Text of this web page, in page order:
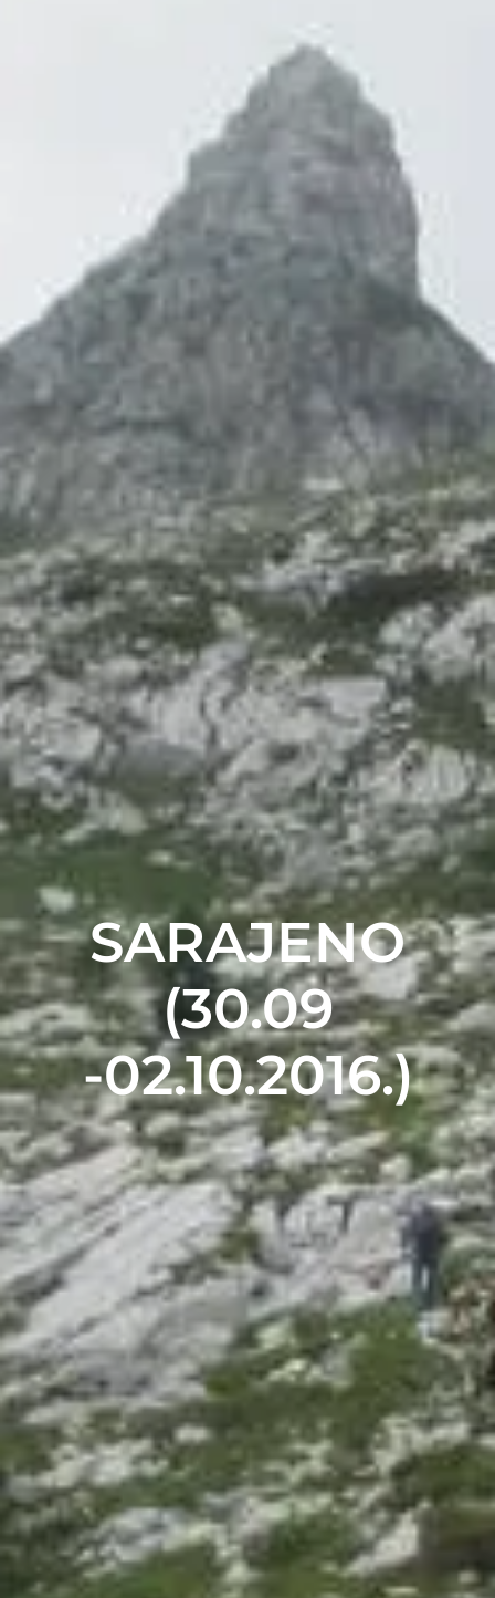
SARAJENO
(30.09
-02.10.2016.)